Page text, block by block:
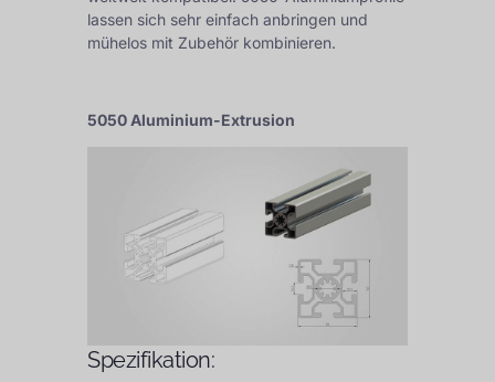
lassen sich sehr einfach anbringen und
mühelos mit Zubehör kombinieren.
5050 Aluminium-Extrusion
Spezifikation: